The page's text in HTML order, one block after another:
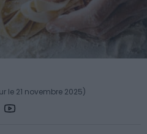
le 21 novembre 2025)